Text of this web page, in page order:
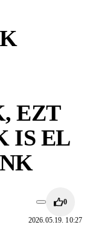
EZT
IS EL
0
2026.05.19. 10:27